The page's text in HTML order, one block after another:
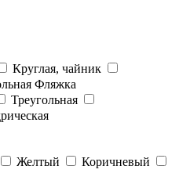
Круглая, чайник
Фляжка
Треугольная
Желтый
Коричневый